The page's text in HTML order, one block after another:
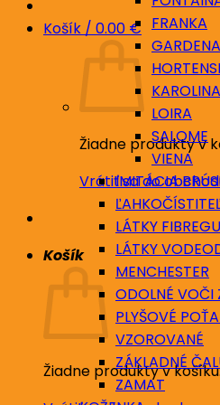
Košík / 0.00 €
Žiadne produkty v
Vrátiť sa do
Košík
Žiadne produkty v
FRANKA
GARDENA
KAROLINA
LOIRA
SALOME
VIENA
IMITÁCIA
LÁTKY
LÁTKY
MENCHESTER
ODOLNÉ VOČI
PLYŠOVÉ
VZOROVANÉ
ZÁKLADNÉ
ZAMAT